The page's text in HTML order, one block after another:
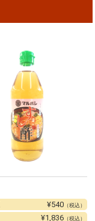
¥540（税込）
¥1,836（税込）